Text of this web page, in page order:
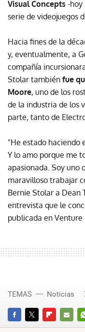
Visual Concepts -hoy
serie de videojuegos
Hacia fines de la
y, eventualmente, a
compañía
Stolar también fue
Moore, uno de los
de la industria de los
parte, tanto de
"He estado haciendo
Y lo amo porque me
apasionada. Soy uno
maravilloso trabajar
Bernie Stolar a Dean
entrevista que le
publicada en Venture
FACEBOOKTWITTERFLIPBOARD
E-
TEMAS Noticias